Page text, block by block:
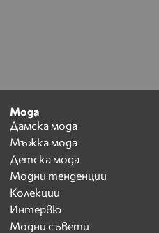
Мода
Дамска мода
Мъжка мода
Детска мода
Модни тенденции
Колекции
Интервю
Модни съвети